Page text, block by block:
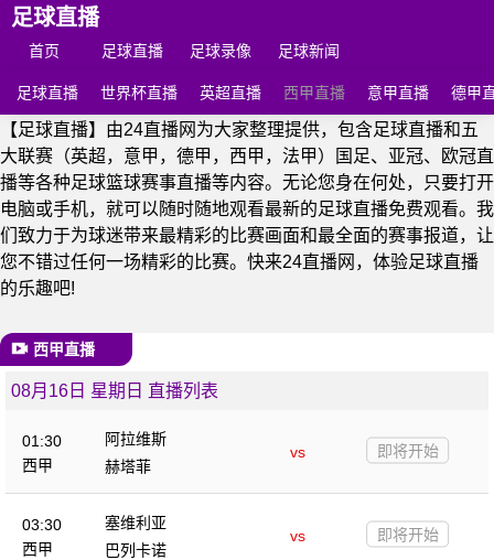
足球直播
首页 足球直播 足球录像 足球新闻
足球直播 世界杯直播 英超直播 西甲直播 意甲直播 德甲
【足球直播】由24直播网为大家整理提供，包含足球直播和五
大联赛（英超，意甲，德甲，西甲，法甲）国足、亚冠、欧冠直
播等各种足球篮球赛事直播等内容。无论您身在何处，只要打开
电脑或手机，就可以随时随地观看最新的足球直播免费观看。我
们致力于为球迷带来最精彩的比赛画面和最全面的赛事报道，让
您不错过任何一场精彩的比赛。快来24直播网，体验足球直播
的乐趣吧!
西甲直播
08月16日 星期日 直播列表
01:30
西甲
阿拉维斯
vs
赫塔菲
即将开始
03:30
西甲
塞维利亚
vs
巴列卡诺
即将开始